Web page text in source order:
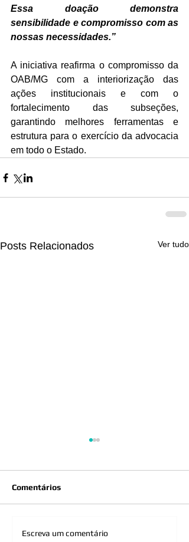
Essa doação demonstra
sensibilidade e compromisso com as
nossas necessidades.”
A iniciativa reafirma o compromisso da
OAB/MG com a interiorização das
ações institucionais e com o
fortalecimento das subseções,
garantindo melhores ferramentas e
estrutura para o exercício da advocacia
em todo o Estado.
Posts Relacionados Ver tudo
OAB/MG realiza vistoria
Comentários
Escreva um comentário